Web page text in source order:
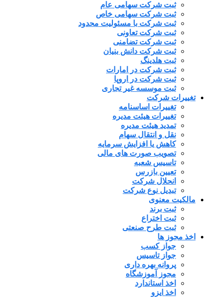
ثبت شرکت سهامی عام
ثبت شرکت سهامی خاص
ثبت شرکت با مسئولیت محدود
ثبت شرکت تعاونی
ثبت شرکت تضامنی
ثبت شرکت دانش بنیان
ثبت هلدینگ
ثبت شرکت در امارات
ثبت شرکت در اروپا
ثبت موسسه غیر تجاری
تغییرات شرکت
تغییرات اساسنامه
تغییرات هیئت مدیره
تمدید هیئت مدیره
نقل و انتقال سهام
کاهش یا افزایش سرمایه
تصویب صورت های مالی
تاسیس شعبه
تعیین بازرس
انحلال شرکت
تبدیل نوع شرکت
مالکیت معنوی
ثبت برند
ثبت اختراع
ثبت طرح صنعتی
اخذ مجوز ها
جواز کسب
جواز تاسیس
پروانه بهره داری
مجوز آموزشگاه
اخذ استاندارد
اخذ ایزو